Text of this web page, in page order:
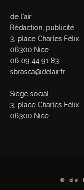
de l'air
Rédaction, publicité
3, place Charles Félix
06300 Nice
06 09 44 91 83
sbrasca@delair.fr
Siège social
3, place Charles Félix
06300 Nice
© de